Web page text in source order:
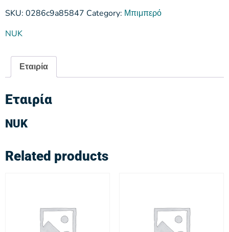
SKU: 0286c9a85847 Category: Μπιμπερό
NUK
Εταιρία
Εταιρία
NUK
Related products